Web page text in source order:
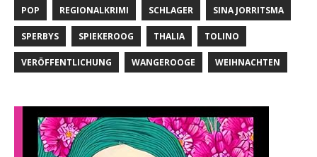
POP REGIONALKRIMI SCHLAGER SINA JORRITSMA
SPERBYS SPIEKEROOG THALIA TOLINO
VERÖFFENTLICHUNG WANGEROOGE WEIHNACHTEN